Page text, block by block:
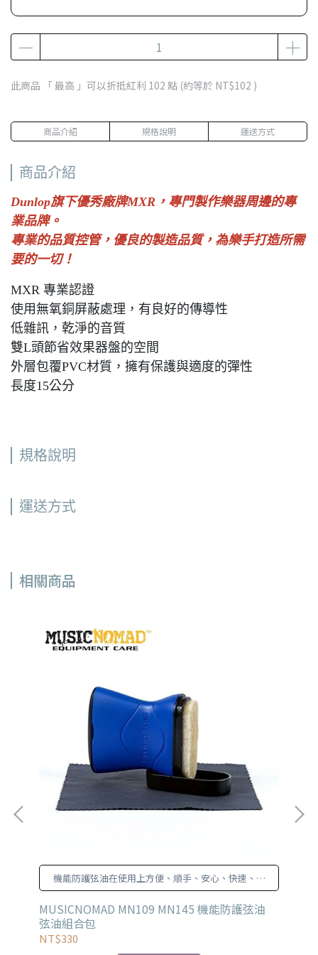
此商品 「 最高 」可以折抵紅利 102 點 (約等於 NT$102 )
商品介紹 規格說明 運送方式
商品介紹
Dunlop旗下優秀廠牌MXR，專門製作樂器周邊的專
業品牌。
專業的品質控管，優良的製造品質，為樂手打造所需
要的一切！
MXR 專業認證
使用無氧銅屏蔽處理，有良好的傳導性
低雜訊，乾淨的音質
雙L頭節省效果器盤的空間
外層包覆PVC材質，擁有保護與適度的彈性
長度15公分
規格說明
運送方式
相關商品
機能防護弦油在使用上方便、順手、安心、快速、全
效又超值!
MUSICNOMAD MN109 MN145 機能防護弦油
弦油組合包
NT$330